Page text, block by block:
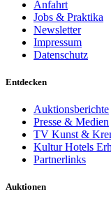
Anfahrt
Jobs & Praktika
Newsletter
Impressum
Datenschutz
Entdecken
Auktionsberichte
Presse & Medien
TV Kunst &
Kultur Hotels
Partnerlinks
Auktionen